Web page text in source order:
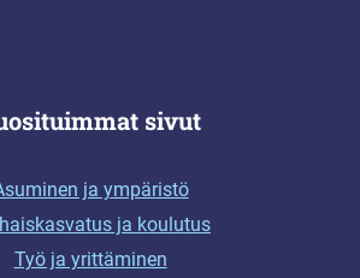
sivut
ja ympäristö
ja koulutus
Työ ja yrittäminen